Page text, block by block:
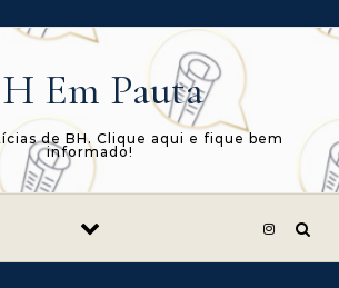
to content
Em Pauta
de BH. Clique aqui e fique bem
informado!